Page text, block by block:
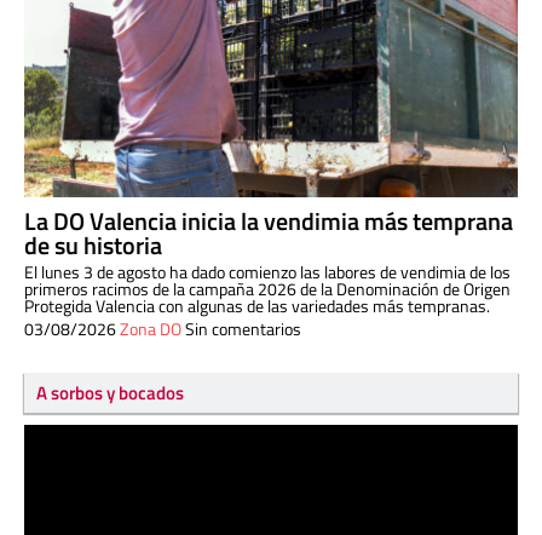
La DO Valencia inicia la vendimia más temprana
de su historia
El lunes 3 de agosto ha dado comienzo las labores de vendimia de los
primeros racimos de la campaña 2026 de la Denominación de Origen
Protegida Valencia con algunas de las variedades más tempranas.
03/08/2026Zona DOSin comentarios
A sorbos y bocados